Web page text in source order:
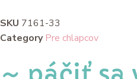
SKU 7161-33
Category Pre chlapcov